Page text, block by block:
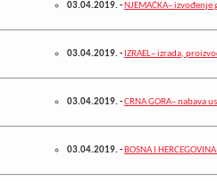
03.04.2019.-NJEMAČKA–
03.04.2019.-IZRAEL– izrada,
03.04.2019.-CRNA GORA– nabava
03.04.2019.- BOSNA I